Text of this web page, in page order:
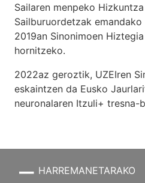
Sailaren menpeko
Sailburuordetzak
2019an Sinonimoen
hornitzeko.
2022az geroztik, UZEIren
eskaintzen da Eusko
neuronalaren Itzuli+ tresna-
HARREMANETARAKO